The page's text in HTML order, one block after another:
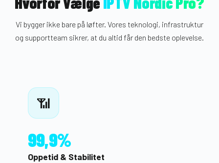
Vi bygger ikke bare på løfter. Vores teknologi, infrastruktur
og supportteam sikrer, at du altid får den bedste oplevelse.
📶
99,9%
Oppetid & Stabilitet